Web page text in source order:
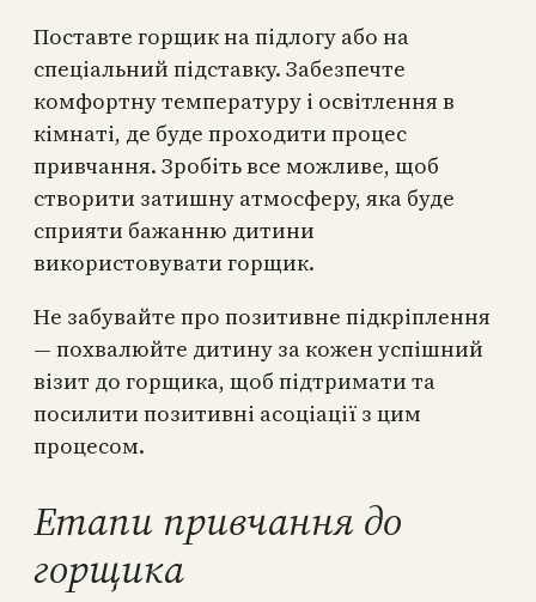
Поставте горщик на підлогу або на
спеціальний підставку. Забезпечте
комфортну температуру і освітлення в
кімнаті, де буде проходити процес
привчання. Зробіть все можливе, щоб
створити затишну атмосферу, яка буде
сприяти бажанню дитини
використовувати горщик.
Не забувайте про позитивне підкріплення
— похвалюйте дитину за кожен успішний
візит до горщика, щоб підтримати та
посилити позитивні асоціації з цим
процесом.
Етапи привчання до
горщика